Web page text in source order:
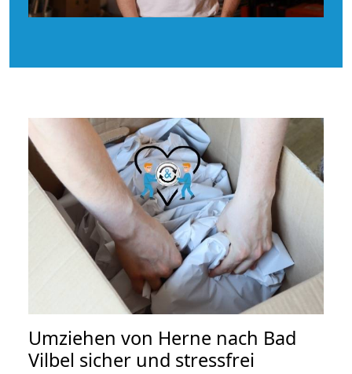
Umziehen von Herne nach Bad
Vilbel sicher und stressfrei